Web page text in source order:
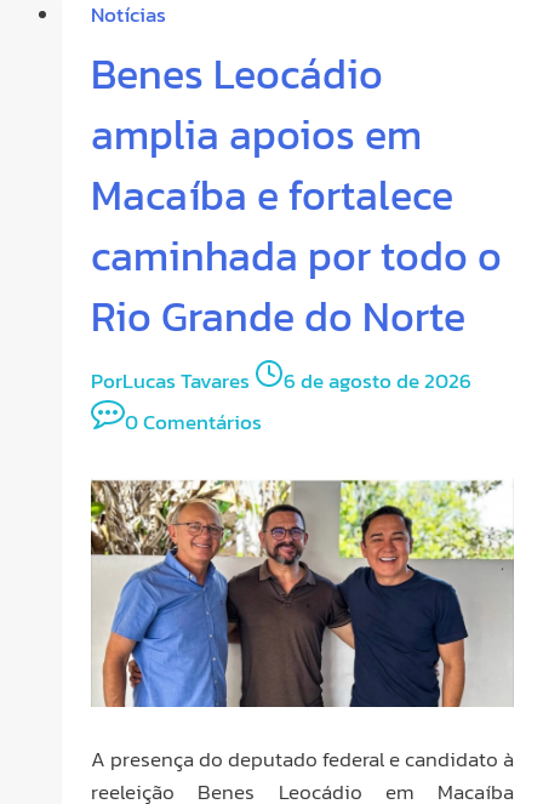
Notícias
Benes Leocádio
amplia apoios em
Macaíba e fortalece
caminhada por todo o
Rio Grande do Norte
PorLucas Tavares
6 de agosto de 2026
0 Comentários
A presença do deputado federal e candidato à
reeleição Benes Leocádio em Macaíba